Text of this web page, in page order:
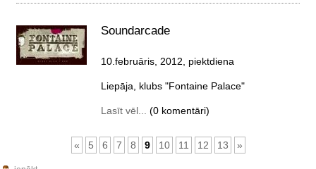
Soundarcade
10.februāris, 2012, piektdiena
Liepāja, klubs "Fontaine Palace"
Lasīt vēl... (0 komentāri)
« 5 6 7 8 9 10 11 12 13 »